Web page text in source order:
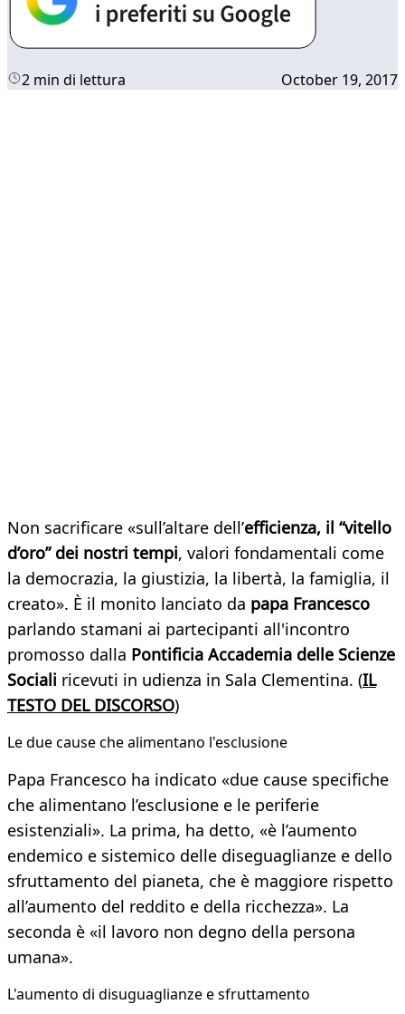
2 min di lettura October 19, 2017
Non sacrificare «sull’altare dell’efficienza, il “vitello
d’oro” dei nostri tempi, valori fondamentali come
la democrazia, la giustizia, la libertà, la famiglia, il
creato». È il monito lanciato da papa Francesco
parlando stamani ai partecipanti all'incontro
promosso dalla Pontificia Accademia delle Scienze
Sociali ricevuti in udienza in Sala Clementina. (IL
TESTO DEL DISCORSO)
Le due cause che alimentano l'esclusione
Papa Francesco ha indicato «due cause specifiche
che alimentano l’esclusione e le periferie
esistenziali». La prima, ha detto, «è l’aumento
endemico e sistemico delle diseguaglianze e dello
sfruttamento del pianeta, che è maggiore rispetto
all’aumento del reddito e della ricchezza». La
seconda è «il lavoro non degno della persona
umana».
L'aumento di disuguaglianze e sfruttamento